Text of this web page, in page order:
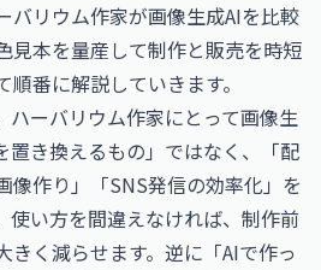
バリウム作家が画像生成AIを比較
見本を量産して制作と販売を時短
番に解説していきます。
ハーバリウム作家にとって画像生
置き換えるもの」ではなく、「配
像作り」「SNS発信の効率化」を
使い方を間違えなければ、制作前
きく減らせます。逆に「AIで作っ